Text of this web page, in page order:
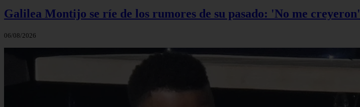
Galilea Montijo se ríe de los rumores de su pasado: 'No me creyeron'
06/08/2026